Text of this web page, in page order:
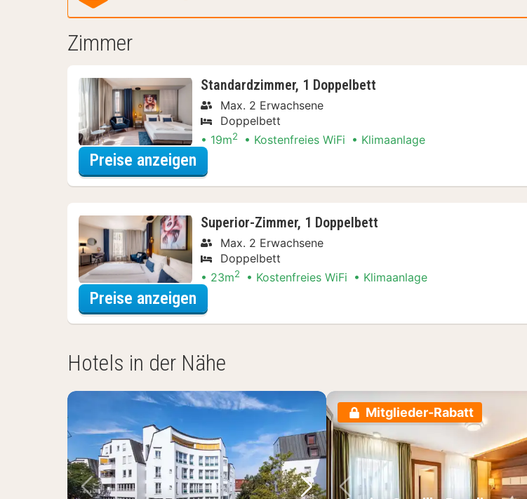
Zimmer
Standardzimmer, 1 Doppelbett
Max. 2 Erwachsene
Doppelbett
19m2 Kostenfreies WiFi Klimaanlage
Preise anzeigen
Superior-Zimmer, 1 Doppelbett
Max. 2 Erwachsene
Doppelbett
23m2 Kostenfreies WiFi Klimaanlage
Preise anzeigen
Hotels in der Nähe
Mitglieder-Rabatt